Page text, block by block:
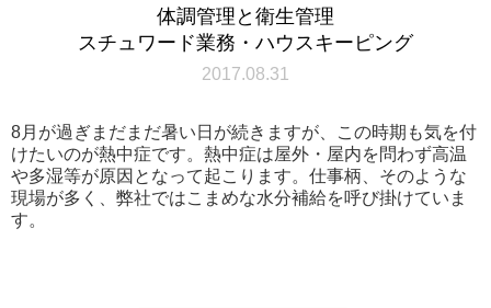
体調管理と衛生管理
スチュワード業務・ハウスキーピング
2017.08.31
8月が過ぎまだまだ暑い日が続きますが、この時期も気を付
けたいのが熱中症です。熱中症は屋外・屋内を問わず高温
や多湿等が原因となって起こります。仕事柄、そのような
現場が多く、弊社ではこまめな水分補給を呼び掛けていま
す。